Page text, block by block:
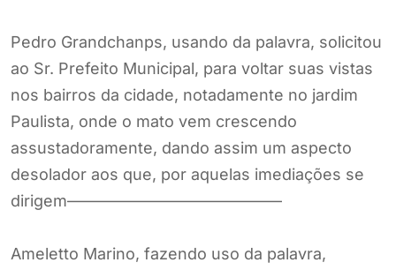
Pedro Grandchanps, usando da palavra, solicitou
ao Sr. Prefeito Municipal, para voltar suas vistas
nos bairros da cidade, notadamente no jardim
Paulista, onde o mato vem crescendo
assustadoramente, dando assim um aspecto
desolador aos que, por aquelas imediações se
dirigem—————————————–
Ameletto Marino, fazendo uso da palavra,